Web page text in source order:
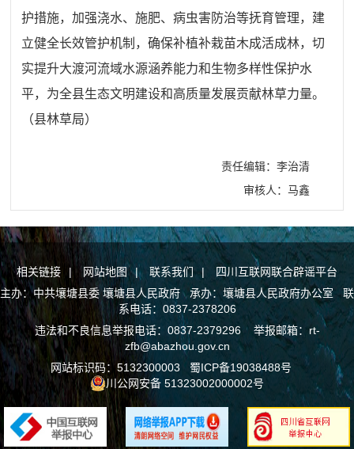
护措施，加强浇水、施肥、病虫害防治等抚育管理，建
立健全长效管护机制，确保补植补栽苗木成活成林，切
实提升大渡河流域水源涵养能力和生物多样性保护水
平，为全县生态文明建设和高质量发展贡献林草力量。
（县林草局）
责任编辑：李治清
审核人：马鑫
相关链接 | 网站地图 | 联系我们 |
四川互联网联合辟谣平台
主办：中共壤塘县委 壤塘县人民政府 承办：壤塘县人民政府办公室 联
系电话：0837-2378206
违法和不良信息举报电话：0837-2379296 举报邮箱：rt-
zfb@abazhou.gov.cn
网站标识码：5132300003 蜀ICP备19038488号
川公网安备 51323002000002号